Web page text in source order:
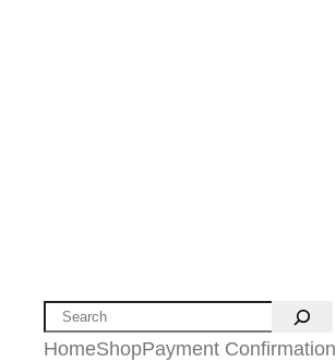
Search
HomeShopPayment Confirmation